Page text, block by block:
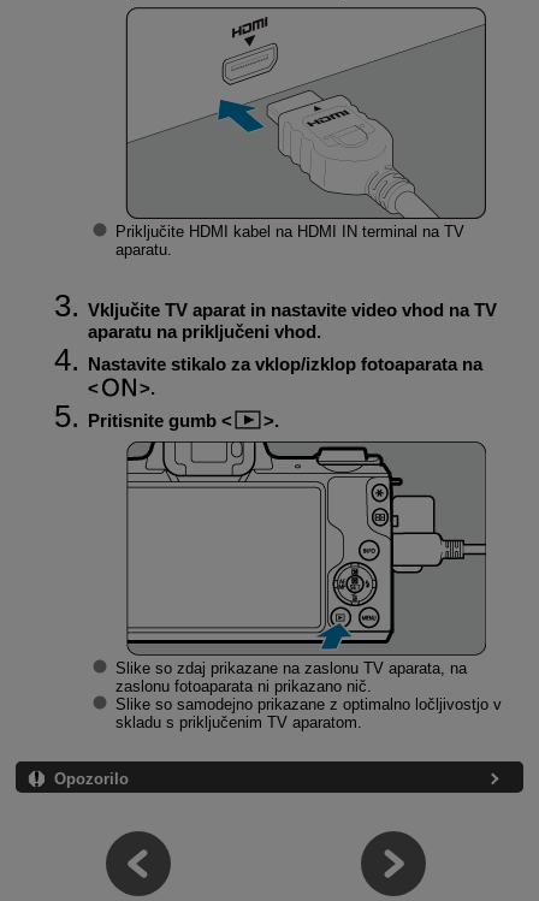
Priključite HDMI kabel na HDMI IN terminal na TV
aparatu.
Vključite TV aparat in nastavite video vhod na TV
aparatu na priključeni vhod.
Nastavite stikalo za vklop/izklop fotoaparata na
.
Pritisnite gumb
.
Slike so zdaj prikazane na zaslonu TV aparata, na
zaslonu fotoaparata ni prikazano nič.
Slike so samodejno prikazane z optimalno ločljivostjo v
skladu s priključenim TV aparatom.
Opozorilo